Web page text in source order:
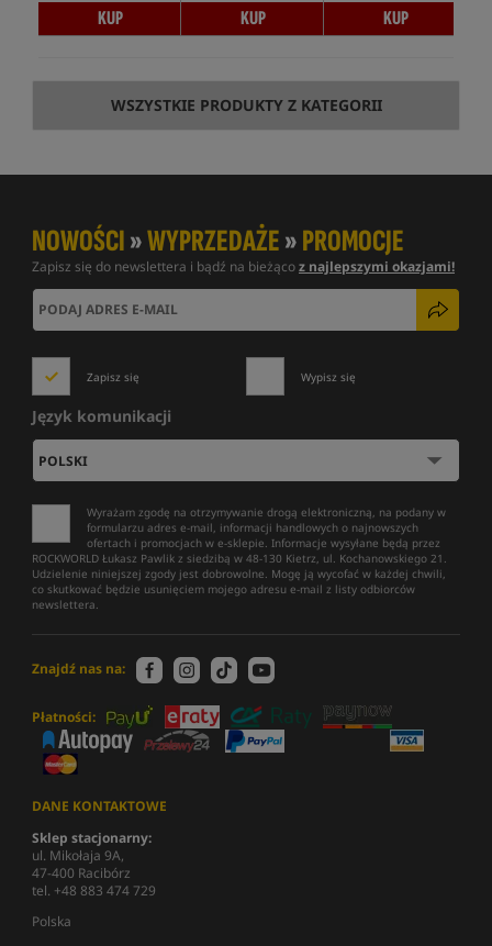
KUP KUP KUP
WSZYSTKIE PRODUKTY Z KATEGORII
NOWOŚCI»WYPRZEDAŻE»PROMOCJE
Zapisz się do newslettera i bądź na bieżącoz najlepszymi okazjami!
Zapisz się Wypisz się
Język komunikacji
Wyrażam zgodę na otrzymywanie drogą elektroniczną, na podany w
formularzu adres e-mail, informacji handlowych o najnowszych
ofertach i promocjach w e-sklepie. Informacje wysyłane będą przez
ROCKWORLD Łukasz Pawlik z siedzibą w 48-130 Kietrz, ul. Kochanowskiego 21.
Udzielenie niniejszej zgody jest dobrowolne. Mogę ją wycofać w każdej chwili,
co skutkować będzie usunięciem mojego adresu e-mail z listy odbiorców
newslettera.
Znajdź nas na:
Płatności:
DANE KONTAKTOWE
Sklep stacjonarny:
ul. Mikołaja 9A,
47-400 Racibórz
tel. +48 883 474 729
Polska